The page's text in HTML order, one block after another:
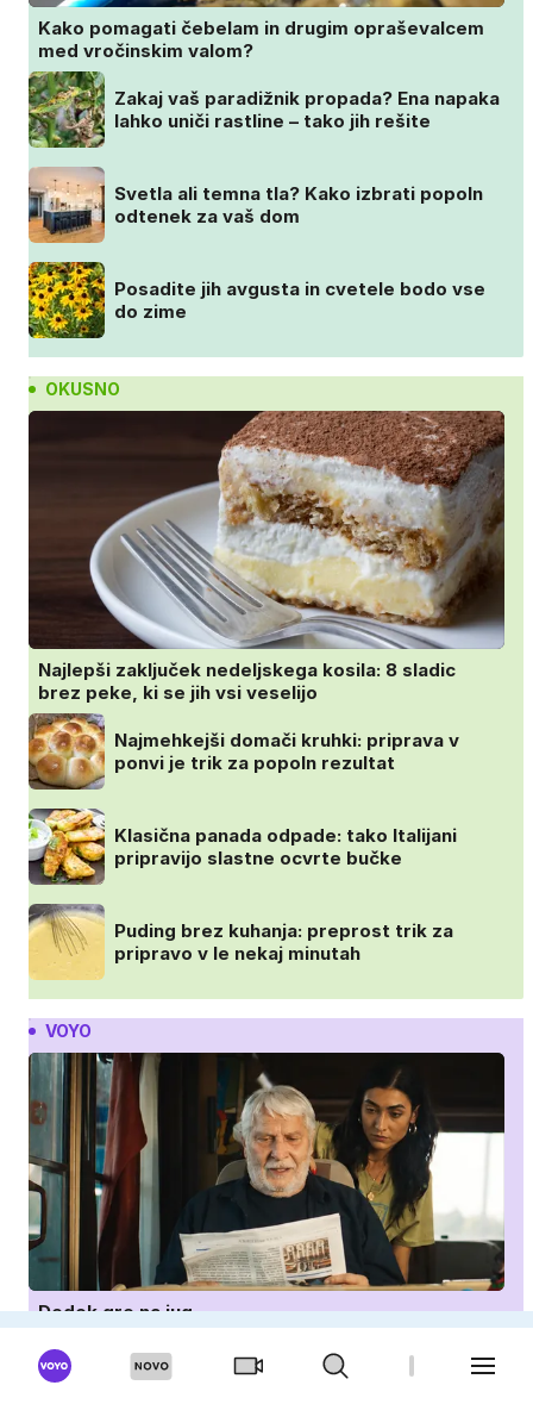
Kako pomagati čebelam in drugim opraševalcem
med vročinskim valom?
Zakaj vaš paradižnik propada? Ena napaka
lahko uniči rastline – tako jih rešite
Svetla ali temna tla? Kako izbrati popoln
odtenek za vaš dom
Posadite jih avgusta in cvetele bodo vse
do zime
OKUSNO
Najlepši zaključek nedeljskega kosila: 8 sladic
brez peke, ki se jih vsi veselijo
Najmehkejši domači kruhki: priprava v
ponvi je trik za popoln rezultat
Klasična panada odpade: tako Italijani
pripravijo slastne ocvrte bučke
Puding brez kuhanja: preprost trik za
pripravo v le nekaj minutah
VOYO
Dedek gre na jug
IQ 160